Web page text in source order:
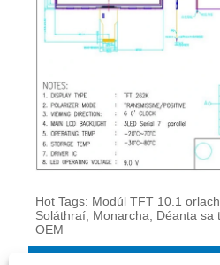
Hot Tags: Modúl TFT 10.1
Soláthraí, Monarcha, Déanta sa
OEM